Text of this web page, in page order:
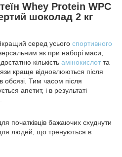
Whey Protein WPC
шоколад 2 кг
серед усього спортивного
як при наборі маси,
кількість амінокислот та
краще відновлюються після
обсязі. Тим часом після
апетит, і в результаті
початківців бажаючих схуднути
людей, що тренуються в